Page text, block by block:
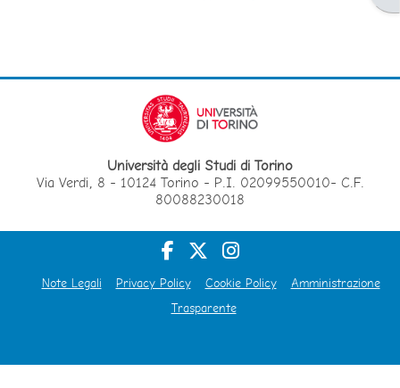
Università degli Studi di Torino
Via Verdi, 8 - 10124 Torino - P.I. 02099550010- C.F.
80088230018
Note Legali Privacy Policy Cookie Policy
Amministrazione
Trasparente